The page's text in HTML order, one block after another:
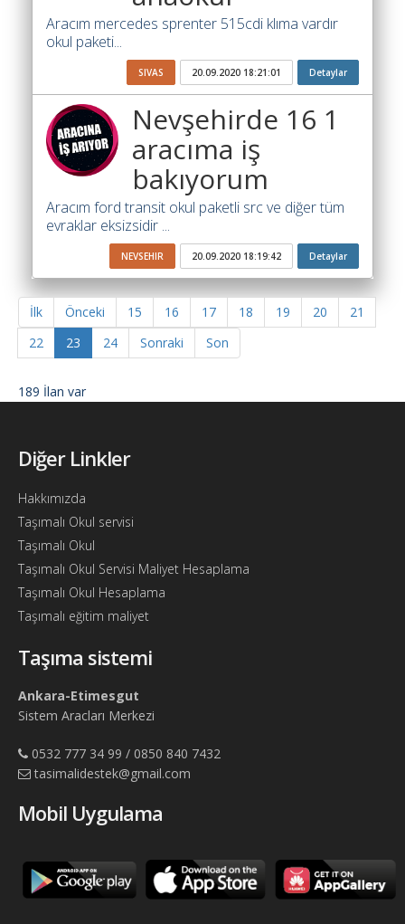
Aracım mercedes sprenter 515cdi klıma vardır
okul paketi...
SIVAS 20.09.2020 18:21:01 Detaylar
Nevşehirde 16 1
aracıma iş
bakıyorum
Aracım ford transit okul paketli src ve diğer tüm
evraklar eksizsidir ...
NEVSEHIR 20.09.2020 18:19:42 Detaylar
İlk Önceki 15 16 17 18 19 20
21
22
23 24 Sonraki Son
189 İlan var
Diğer Linkler
Hakkımızda
Taşımalı Okul servisi
Taşımalı Okul
Taşımalı Okul Servisi Maliyet Hesaplama
Taşımalı Okul Hesaplama
Taşımalı eğitim maliyet
Taşıma sistemi
Ankara-Etimesgut
Sistem Aracları Merkezi
0532 777 34 99 / 0850 840 7432
tasimalidestek@gmail.com
Mobil Uygulama